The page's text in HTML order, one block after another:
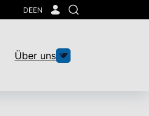
DEEN
Suche
Über uns